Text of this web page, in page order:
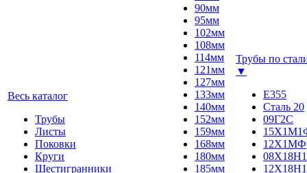
Весь каталог
Трубы
Листы
Поковки
Круги
Шестигранники
90мм
95мм
102мм
108мм
114мм
121мм
127мм
133мм
140мм
152мм
159мм
168мм
180мм
185мм
Трубы по
▼
E355
Сталь 20
09Г2С
12Х1МФ